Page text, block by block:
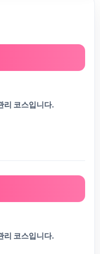
리 코스입니다.
리 코스입니다.